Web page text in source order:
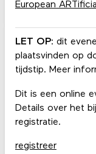
LET OP: dit
plaatsvinden op
tijdstip. Meer
Dit is een online
Details over het
registratie.
registreer
European